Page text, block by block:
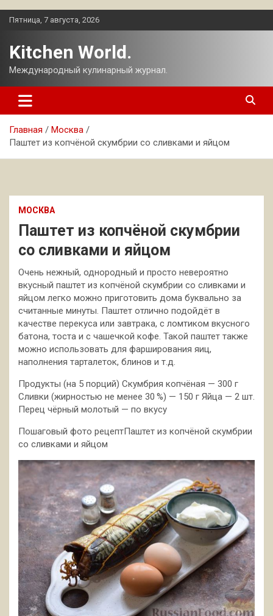
Перейти
Пятница, 7 августа, 2026
Kitchen World.
Международный кулинарный журнал.
Главная
Москва
Паштет из копчёной скумбрии со сливками и яйцом
МОСКВА
Паштет из копчёной скумбрии
со сливками и яйцом
Очень нежный, однородный и просто невероятно
вкусный паштет из копчёной скумбрии со сливками и
яйцом легко можно приготовить дома буквально за
считанные минуты. Паштет отлично подойдёт в
качестве перекуса или завтрака, с ломтиком вкусного
батона, тоста и с чашечкой кофе. Такой паштет также
можно использовать для фарширования яиц,
наполнения тарталеток, блинов и т.д.
Продукты (на 5 порций) Скумбрия копчёная — 300 г
Сливки (жирностью не менее 30 %) — 150 г Яйца — 2 шт.
Перец чёрный молотый — по вкусу
Пошаговый фото рецептПаштет из копчёной скумбрии
со сливками и яйцом